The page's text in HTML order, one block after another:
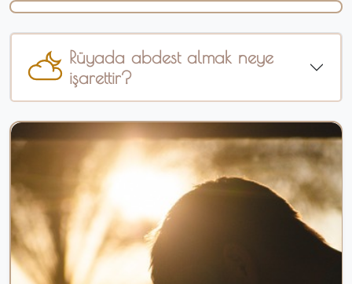
Rüyada abdest almak neye
işarettir?